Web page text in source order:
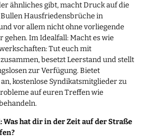
ähnliches gibt, macht Druck auf die
Hausfriedensbrüche in
vor allem nicht ohne vorliegende
gehen. Im Idealfall: Macht es wie
Tut euch mit
besetzt Leerstand und stellt
zur Verfügung. Bietet
kostenlose Syndikatsmitglieder zu
auf euren Treffen wie
Was hat dir in der Zeit auf der Straße